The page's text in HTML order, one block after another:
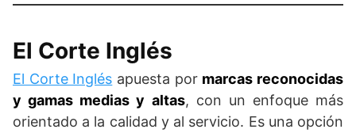
El Corte Inglés
El Corte Inglés apuesta por marcas reconocidas
y gamas medias y altas, con un enfoque más
orientado a la calidad y al servicio. Es una opción